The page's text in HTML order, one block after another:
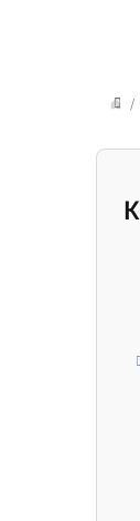
/
P